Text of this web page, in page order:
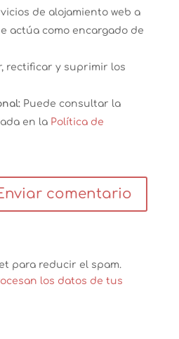
de alojamiento web a
actúa como encargado de
rectificar y suprimir los
Puede consultar la
en la Política de
para reducir el spam.
los datos de tus